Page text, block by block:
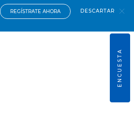
REGÍSTRATE AHORA DESCARTAR
ENCUESTA